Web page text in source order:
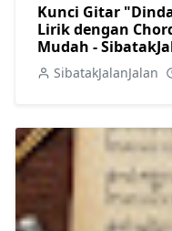
Kunci Gitar
Lirik dengan
Mudah -
SibatakJalanJalan